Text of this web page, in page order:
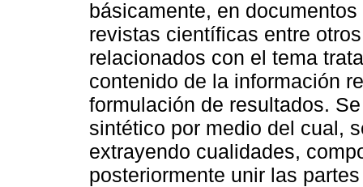
básicamente, en
revistas científicas entre
relacionados con el tema
contenido de la información
formulación de resultados.
sintético por medio del cual,
extrayendo cualidades,
posteriormente unir las